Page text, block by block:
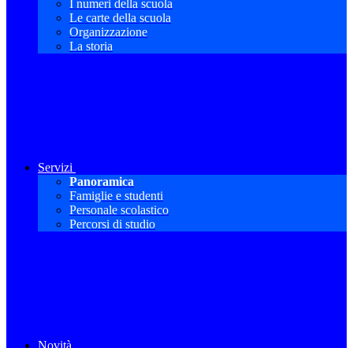
I numeri della scuola
Le carte della scuola
Organizzazione
La storia
Servizi
Panoramica
Famiglie e studenti
Personale scolastico
Percorsi di studio